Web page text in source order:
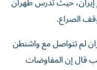
​الصراع.
لم تتواصل ‌مع واشنطن
قال إن المفاوضات